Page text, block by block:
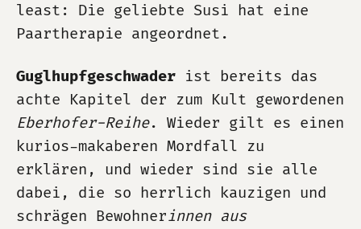
least: Die geliebte Susi hat eine
Paartherapie angeordnet.
Guglhupfgeschwader ist bereits das
achte Kapitel der zum Kult gewordenen
Eberhofer-Reihe. Wieder gilt es einen
kurios-makaberen Mordfall zu
erklären, und wieder sind sie alle
dabei, die so herrlich kauzigen und
schrägen Bewohnerinnen aus